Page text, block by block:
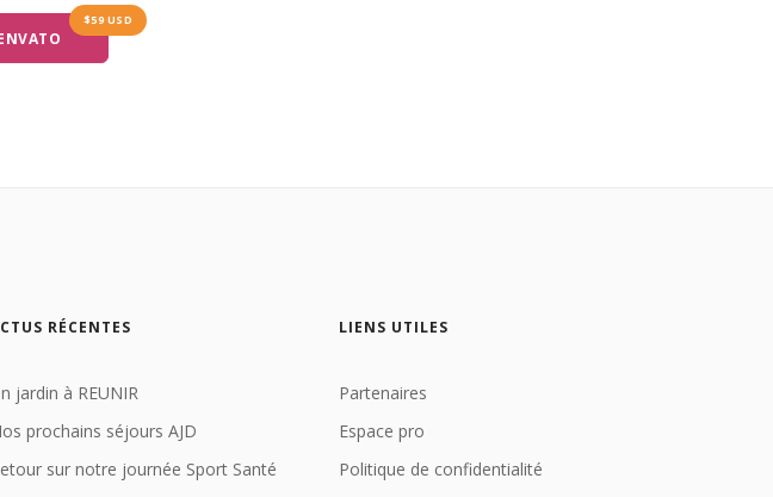
$59 USD
RÉCENTES
jardin à REUNIR
prochains séjours AJD
sur notre journée Sport Santé
LIENS UTILES
Partenaires
Espace pro
Politique de confidentialité